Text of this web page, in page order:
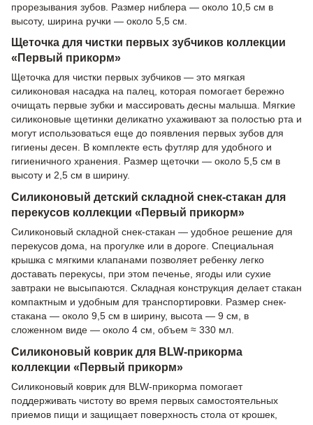
прорезывания зубов. Размер ниблера — около 10,5 см в
высоту, ширина ручки — около 5,5 см.
Щеточка для чистки первых зубчиков коллекции
«Первый прикорм»
Щеточка для чистки первых зубчиков — это мягкая
силиконовая насадка на палец, которая помогает бережно
очищать первые зубки и массировать десны малыша. Мягкие
силиконовые щетинки деликатно ухаживают за полостью рта и
могут использоваться еще до появления первых зубов для
гигиены десен. В комплекте есть футляр для удобного и
гигиеничного хранения. Размер щеточки — около 5,5 см в
высоту и 2,5 см в ширину.
Силиконовый детский складной снек-стакан для
перекусов коллекции «Первый прикорм»
Силиконовый складной снек-стакан — удобное решение для
перекусов дома, на прогулке или в дороге. Специальная
крышка с мягкими клапанами позволяет ребенку легко
доставать перекусы, при этом печенье, ягоды или сухие
завтраки не высыпаются. Складная конструкция делает стакан
компактным и удобным для транспортировки. Размер снек-
стакана — около 9,5 см в ширину, высота — 9 см, в
сложенном виде — около 4 см, объем ≈ 330 мл.
Силиконовый коврик для BLW-прикорма
коллекции «Первый прикорм»
Силиконовый коврик для BLW-прикорма помогает
поддерживать чистоту во время первых самостоятельных
приемов пищи и защищает поверхность стола от крошек,